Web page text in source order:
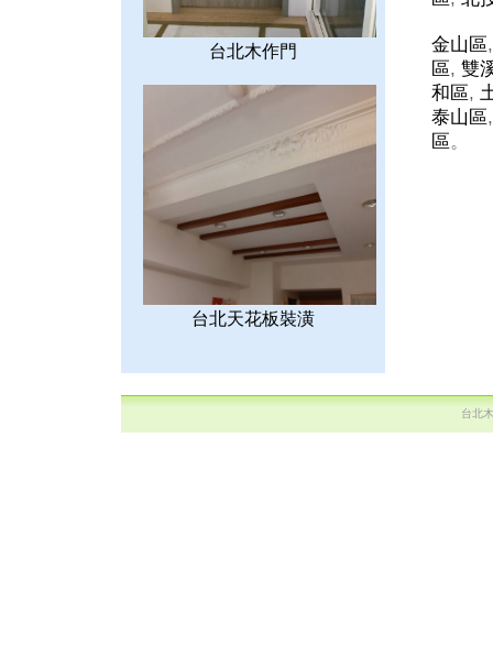
台北木作門
台北天花板裝潢
金山區
區, 雙
和區,
泰山區
區。
台北